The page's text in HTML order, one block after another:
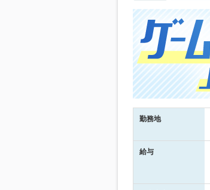
勤務地
給与